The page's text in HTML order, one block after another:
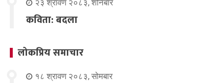
२३ श्रावण २०८३, शनिबार
कविता: बदला
लोकप्रिय समाचार
१८ श्रावण २०८३, सोमबार